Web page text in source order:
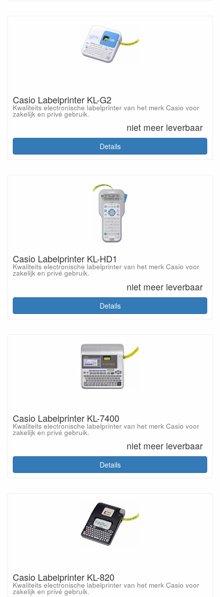
Casio Labelprinter KL-G2
Kwaliteits electronische labelprinter van het merk Casio voor
zakelijk en privé gebruik.
niet meer leverbaar
Details
Casio Labelprinter KL-HD1
Kwaliteits electronische labelprinter van het merk Casio voor
zakelijk en privé gebruik.
niet meer leverbaar
Details
Casio Labelprinter KL-7400
Kwaliteits electronische labelprinter van het merk Casio voor
zakelijk en privé gebruik.
niet meer leverbaar
Details
Casio Labelprinter KL-820
Kwaliteits electronische labelprinter van het merk Casio voor
zakelijk en privé gebruik.